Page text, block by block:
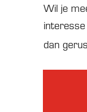
Wil je
dan